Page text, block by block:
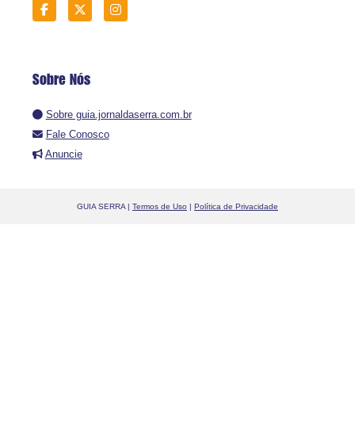
Sobre Nós
Sobre guia.jornaldaserra.com.br
Fale Conosco
Anuncie
GUIA SERRA | Termos de Uso | Política de Privacidade